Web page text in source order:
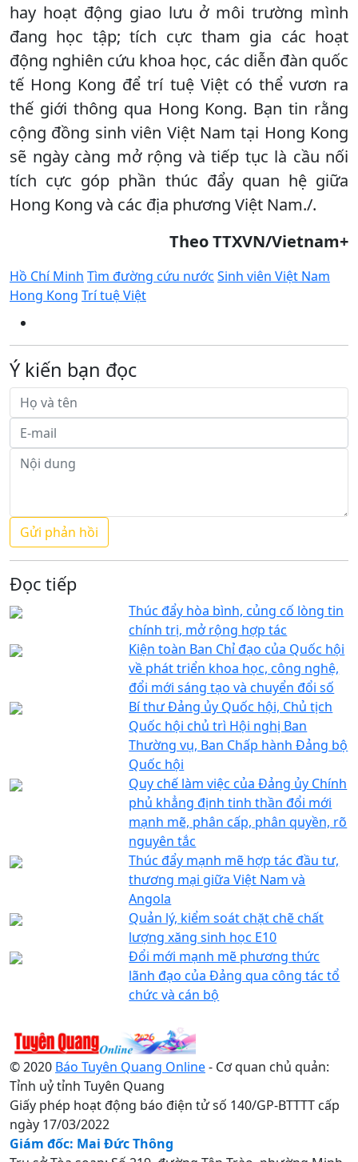
hay hoạt động giao lưu ở môi trường mình
đang học tập; tích cực tham gia các hoạt
động nghiên cứu khoa học, các diễn đàn quốc
tế Hong Kong để trí tuệ Việt có thể vươn ra
thế giới thông qua Hong Kong. Bạn tin rằng
cộng đồng sinh viên Việt Nam tại Hong Kong
sẽ ngày càng mở rộng và tiếp tục là cầu nối
tích cực góp phần thúc đẩy quan hệ giữa
Hong Kong và các địa phương Việt Nam./.​
Theo TTXVN/Vietnam+
Hồ Chí Minh Tìm đường cứu nước Sinh viên Việt Nam
Hong Kong Trí tuệ Việt
Ý kiến bạn đọc
Đọc tiếp
Thúc đẩy hòa bình, củng cố lòng tin
chính trị, mở rộng hợp tác
Kiện toàn Ban Chỉ đạo của Quốc hội
về phát triển khoa học, công nghệ,
đổi mới sáng tạo và chuyển đổi số
Bí thư Đảng ủy Quốc hội, Chủ tịch
Quốc hội chủ trì Hội nghị Ban
Thường vụ, Ban Chấp hành Đảng bộ
Quốc hội
Quy chế làm việc của Đảng ủy Chính
phủ khẳng định tinh thần đổi mới
mạnh mẽ, phân cấp, phân quyền, rõ
nguyên tắc
Thúc đẩy mạnh mẽ hợp tác đầu tư,
thương mại giữa Việt Nam và
Angola
Quản lý, kiểm soát chặt chẽ chất
lượng xăng sinh học E10
Đổi mới mạnh mẽ phương thức
lãnh đạo của Đảng qua công tác tổ
chức và cán bộ
© 2020 Báo Tuyên Quang Online- Cơ quan chủ quản:
Tỉnh uỷ tỉnh Tuyên Quang
Giấy phép hoạt động báo điện tử số 140/GP-BTTTT cấp
ngày 17/03/2022
Giám đốc: Mai Đức Thông